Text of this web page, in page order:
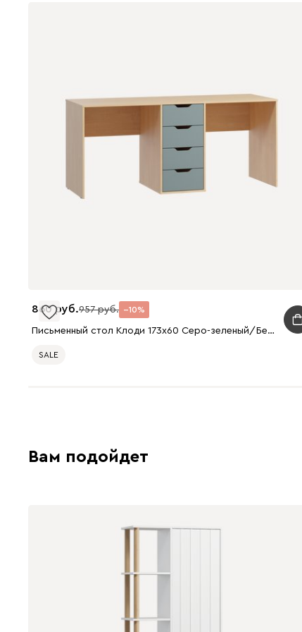
860 957 10
Письменный стол Клоди 173x60 Серо-зеленый/Береза
SALE
Вам подойдет